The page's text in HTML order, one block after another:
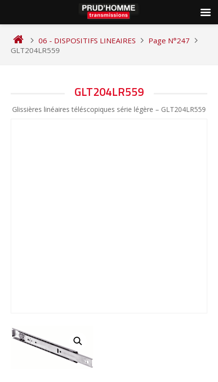
content
06 - DISPOSITIFS LINEAIRES
Page N°247
GLT204LR559
GLT204LR559
Glissières linéaires téléscopiques série légère – GLT204LR559
DE